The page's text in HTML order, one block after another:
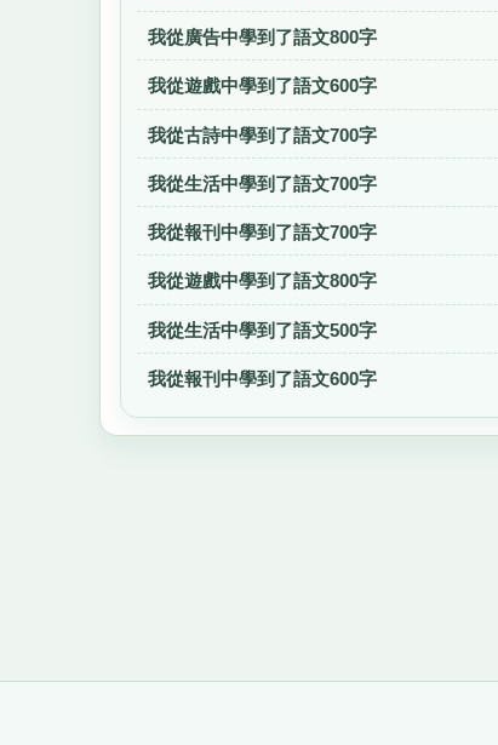
我從廣告中學到了語文800字
我從遊戲中學到了語文600字
我從古詩中學到了語文700字
我從生活中學到了語文700字
我從報刊中學到了語文700字
我從遊戲中學到了語文800字
我從生活中學到了語文500字
我從報刊中學到了語文600字